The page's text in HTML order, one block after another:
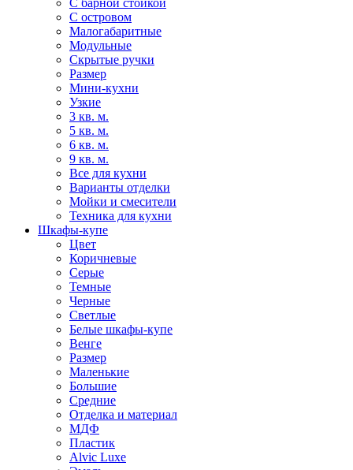
С барной стойкой
С островом
Малогабаритные
Модульные
Скрытые ручки
Размер
Мини-кухни
Узкие
3 кв. м.
5 кв. м.
6 кв. м.
9 кв. м.
Все для кухни
Варианты отделки
Мойки и смесители
Техника для кухни
Шкафы-купе
Цвет
Коричневые
Серые
Темные
Черные
Светлые
Белые шкафы-купе
Венге
Размер
Маленькие
Большие
Средние
Отделка и материал
МДФ
Пластик
Alvic Luxe